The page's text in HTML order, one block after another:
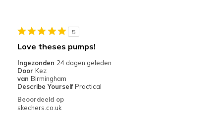
Casual Wear
Width
Sizing
Feels true to size
View On Shoes
5
Love theses pumps!
Ingezonden 24 dagen geleden
Door Kez
van Birmingham
Describe Yourself Practical
Beoordeeld op
skechers.co.uk